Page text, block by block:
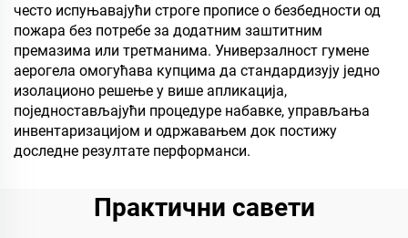
често испуњавајући строге прописе о безбедности од
пожара без потребе за додатним заштитним
премазима или третманима. Универзалност гумене
аерогела омогућава купцима да стандардизују једно
изолационо решење у више апликација,
поједностављајући процедуре набавке, управљања
инвентаризацијом и одржавањем док постижу
доследне резултате перформанси.
Практични савети